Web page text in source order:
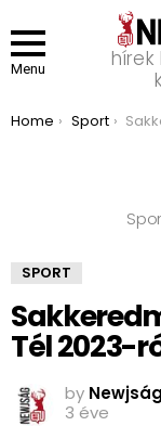
Menu
hírek
You are here:
Home Sport
SPORT
Tél 2023-
by Newjság
3 éve